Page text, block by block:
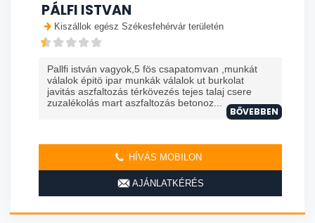
PÁLFI ISTVAN
Kiszállok egész Székesfehérvár területén
Pallfi istván vagyok,5 fös csapatomvan ,munkát
válalok épitö ipar munkák válalok ut burkolat
javitás aszfaltozás térkövezés tejes talaj csere
zuzalékolás mart aszfaltozás betonoz...
BŐVEBBEN
HÍVÁS MOBILON
AJÁNLATKÉRÉS